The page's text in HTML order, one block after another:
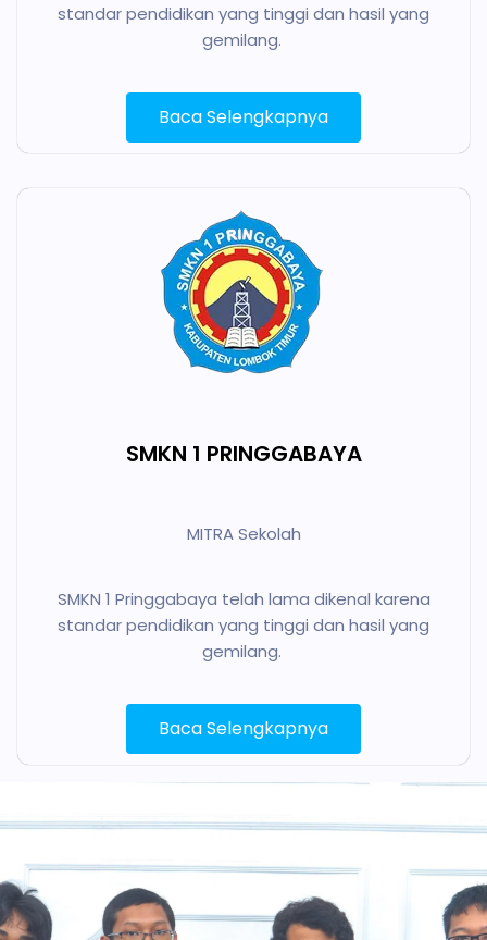
standar pendidikan yang tinggi dan hasil yang
gemilang.
Baca Selengkapnya
SMKN 1 PRINGGABAYA
MITRA Sekolah
SMKN 1 Pringgabaya telah lama dikenal karena
standar pendidikan yang tinggi dan hasil yang
gemilang.
Baca Selengkapnya